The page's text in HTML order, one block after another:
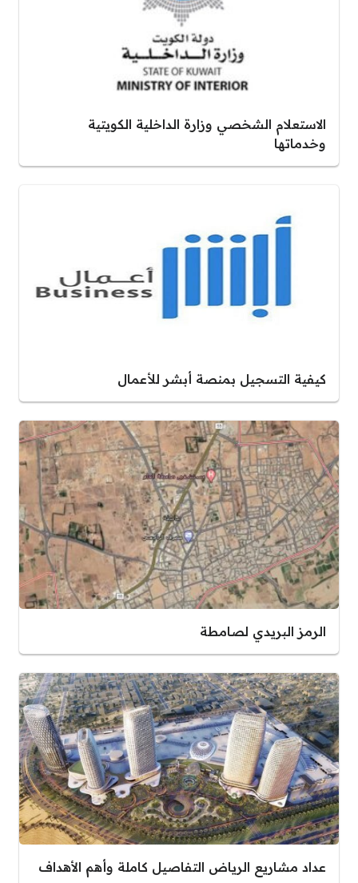
الاستعلام الشخصي وزارة الداخلية الكويتية
وخدماتها
كيفية التسجيل بمنصة أبشر للأعمال
الرمز البريدي لصامطة
عداد مشاريع الرياض التفاصيل كاملة وأهم الأهداف